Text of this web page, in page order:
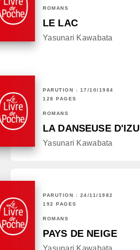
ROMANS
LE LAC
Yasunari Kawabata
PARUTION : 17/10/1984
128 PAGES
ROMANS
LA DANSEUSE D'IZU
Yasunari Kawabata
PARUTION : 24/11/1982
192 PAGES
ROMANS
PAYS DE NEIGE